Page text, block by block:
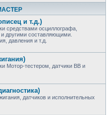
и т.д.)
средствами осциллографа,
другими составляющими.
давления и т.д.
Мотор-тестером, датчики ВВ и
датчиков и исполнительных